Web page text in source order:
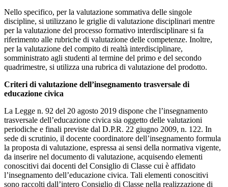
Nello specifico, per la valutazione sommativa delle singole
discipline, si utilizzano le griglie di valutazione disciplinari mentre
per la valutazione del processo formativo interdisciplinare si fa
riferimento alle rubriche di valutazione delle competenze. Inoltre,
per la valutazione del compito di realtà interdisciplinare,
somministrato agli studenti al termine del primo e del secondo
quadrimestre, si utilizza una rubrica di valutazione del prodotto.
Criteri di valutazione dell’insegnamento trasversale di
educazione civica
La Legge n. 92 del 20 agosto 2019 dispone che l’insegnamento
trasversale dell’educazione civica sia oggetto delle valutazioni
periodiche e finali previste dal D.P.R. 22 giugno 2009, n. 122. In
sede di scrutinio, il docente coordinatore dell’insegnamento formula
la proposta di valutazione, espressa ai sensi della normativa vigente,
da inserire nel documento di valutazione, acquisendo elementi
conoscitivi dai docenti del Consiglio di Classe cui è affidato
l’insegnamento dell’educazione civica. Tali elementi conoscitivi
sono raccolti dall’intero Consiglio di Classe nella realizzazione di